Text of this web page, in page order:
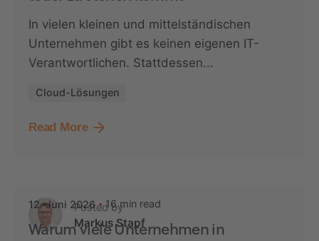
In vielen kleinen und mittelständischen
Unternehmen gibt es keinen eigenen IT-
Verantwortlichen. Stattdessen...
Cloud-Lösungen
Read More
Posted by
Markus Stapf
12. Juni 2026 16 min read
Warum viele Unternehmen in